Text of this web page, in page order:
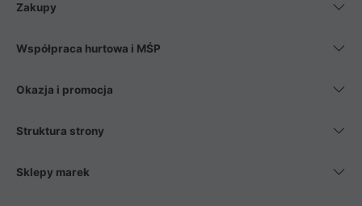
Zakupy
Współpraca hurtowa i MŚP
Okazja i promocja
Struktura strony
Sklepy marek